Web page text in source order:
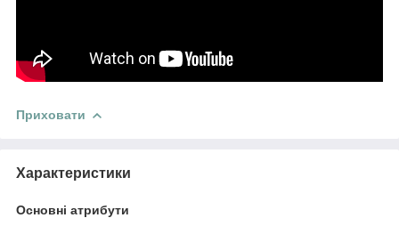
Приховати
Характеристики
Основні атрибути